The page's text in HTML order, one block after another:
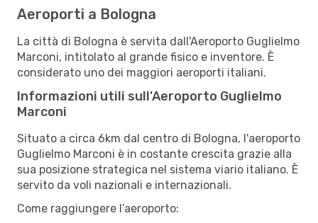
Aeroporti a Bologna
La città di Bologna è servita dall'Aeroporto Guglielmo
Marconi, intitolato al grande fisico e inventore. È
considerato uno dei maggiori aeroporti italiani.
Informazioni utili sull'Aeroporto Guglielmo
Marconi
Situato a circa 6km dal centro di Bologna, l'aeroporto
Guglielmo Marconi è in costante crescita grazie alla
sua posizione strategica nel sistema viario italiano. È
servito da voli nazionali e internazionali.
Come raggiungere l’aeroporto: